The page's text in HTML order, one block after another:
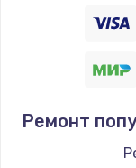
Ремонт